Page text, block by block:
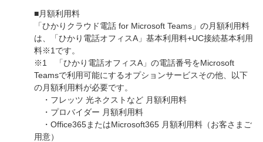
■月額利用料
「ひかりクラウド電話 for Microsoft Teams」の月額利用料
は、「ひかり電話オフィスA」基本利用料+UC接続基本利用
料※1です。
※1 「ひかり電話オフィスA」の電話番号をMicrosoft
Teamsで利用可能にするオプションサービスその他、以下
の月額利用料が必要です。
・フレッツ 光ネクストなど 月額利用料
・プロバイダー 月額利用料
・Office365またはMicrosoft365 月額利用料（お客さまご
用意）